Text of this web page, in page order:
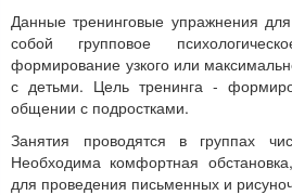
Данные тренинговые упражнения
собой групповое
формирование узкого или
с детьми. Цель тренинга -
общении с подростками.
Занятия проводятся в группах
Необходима комфортная
для проведения письменных и